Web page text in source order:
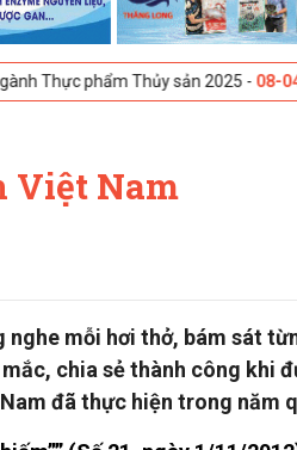
sản 2025 -08-04-2025 Galway,
Việt Nam
nghe mỗi hơi thở, bám sát
chia sẻ thành công khi
đã thực hiện trong năm